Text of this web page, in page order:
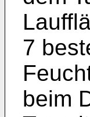
7
beim